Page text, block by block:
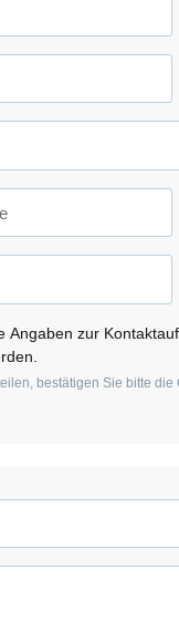
Angaben zur
bestätigen Sie bitte die